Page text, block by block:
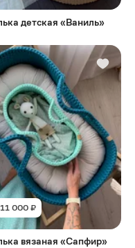
детская «Ваниль»
11 000 ₽
вязаная «Сапфир»